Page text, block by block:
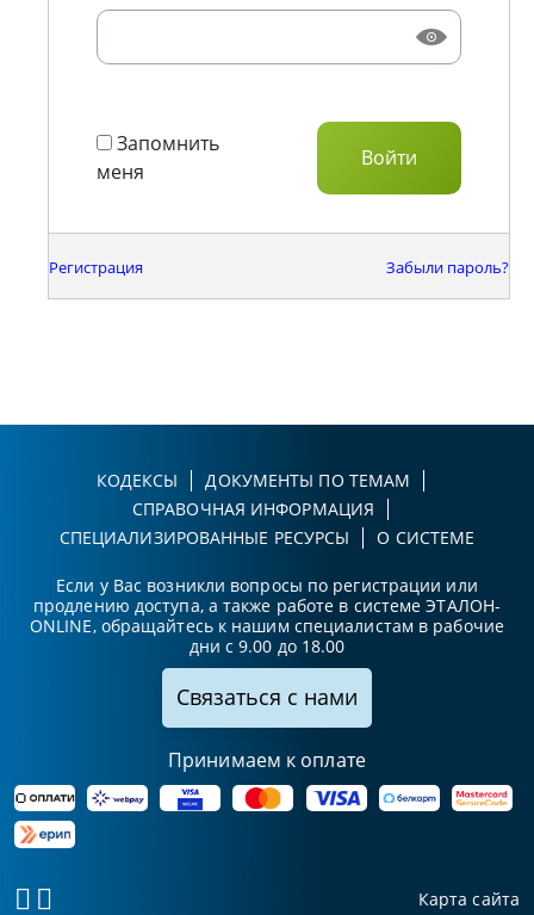
Запомнить
меня
Регистрация Забыли пароль?
КОДЕКСЫ
ДОКУМЕНТЫ ПО ТЕМАМ
СПРАВОЧНАЯ ИНФОРМАЦИЯ
СПЕЦИАЛИЗИРОВАННЫЕ РЕСУРСЫ
О СИСТЕМЕ
Если у Вас возникли вопросы по регистрации или
продлению доступа, а также работе в системе ЭТАЛОН-
ONLINE, обращайтесь к нашим специалистам в рабочие
дни с 9.00 до 18.00
Связаться с нами
Принимаем к оплате
Карта сайта